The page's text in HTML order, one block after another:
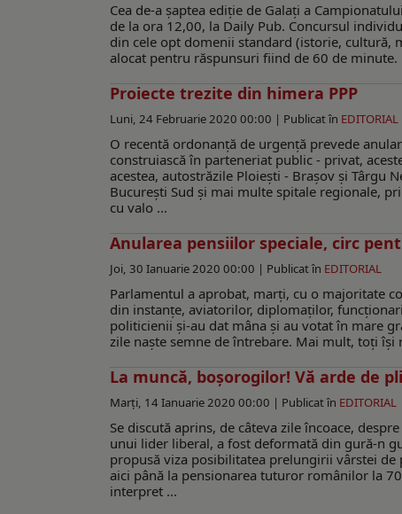
Cea de-a şaptea ediţie de Galaţi a
de la ora 12,00, la Daily Pub. Concursul
din cele opt domenii standard (istorie,
alocat pentru răspunsuri fiind de 60 de
Proiecte trezite din himera PPP
Luni, 24 Februarie 2020 00:00 | Publicat în EDITORIAL
O recentă ordonanţă de urgenţă prevede
construiască în parteneriat public - privat,
acestea, autostrăzile Ploieşti - Braşov şi Târgu
Bucureşti Sud şi mai multe spitale regionale,
cu valo ...
Anularea pensiilor speciale, circ
Joi, 30 Ianuarie 2020 00:00 | Publicat în EDITORIAL
Parlamentul a aprobat, marţi, cu o majoritate
din instanţe, aviatorilor, diplomaţilor,
politicienii şi-au dat mâna şi au votat în mare
zile naşte semne de întrebare. Mai mult, toţi îşi
La muncă, boşorogilor! Vă arde de
Marți, 14 Ianuarie 2020 00:00 | Publicat în EDITORIAL
Se discută aprins, de câteva zile încoace,
unui lider liberal, a fost deformată din gură-n
propusă viza posibilitatea prelungirii vârstei
aici până la pensionarea tuturor românilor la
interpret ...